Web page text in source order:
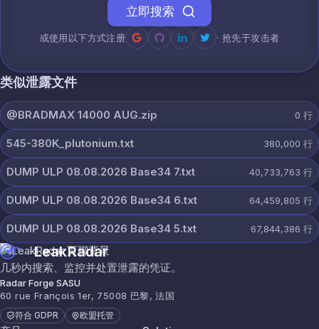
立即搜索
或使用以下方式注册 · 抢先于攻击者
类似泄露文件
@BRADMAX 14000 AUG.zip 0 行
545-380K_plutonium.txt 380,000 行
DUMP ULP 08.08.2026 Base34 7.txt 40,733,763 行
DUMP ULP 08.08.2026 Base34 6.txt 64,459,805 行
DUMP ULP 08.08.2026 Base34 5.txt 67,844,386 行
LeakRadar
几秒内搜索、监控并处置泄露的凭证。
Radar Forge SASU
60 rue François 1er, 75008 巴黎, 法国
符合 GDPR 欧盟托管